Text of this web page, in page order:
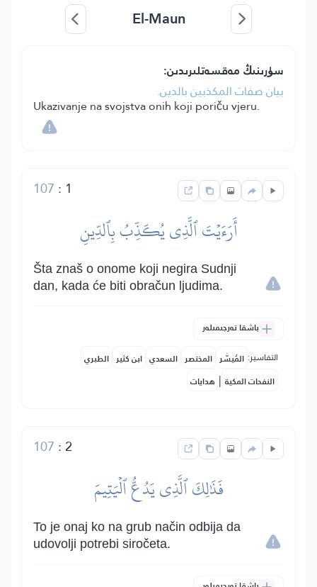
El-Maun
سۈرىنىڭ مەقسەتلىرىدىن:
بيان صفات المكذبين بالدين.
Ukazivanje na svojstva onih koji poriču vjeru.
1
:
107
أَرَءَيۡتَ ٱلَّذِي يُكَذِّبُ بِٱلدِّينِ
Šta znaš o onome koji negira Sudnji
dan, kada će biti obračun ljudima.
باشقا تەرجىمىلەر
التفاسير: المُيسَّر المختصر السعدي ابن كثير الطبري
النفحات المكية | هدايات
2
:
107
فَذَٰلِكَ ٱلَّذِي يَدُعُّ ٱلۡيَتِيمَ
To je onaj ko na grub način odbija da
udovolji potrebi siročeta.